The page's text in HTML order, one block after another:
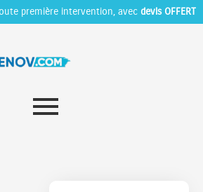
première intervention, avec devis OFFERT